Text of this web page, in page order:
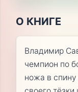
О КНИГЕ
Владимир
чемпион по
ножа в спину